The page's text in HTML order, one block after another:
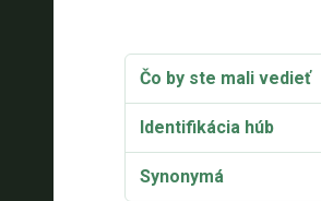
Čo by ste mali vedieť
Identifikácia húb
Synonymá